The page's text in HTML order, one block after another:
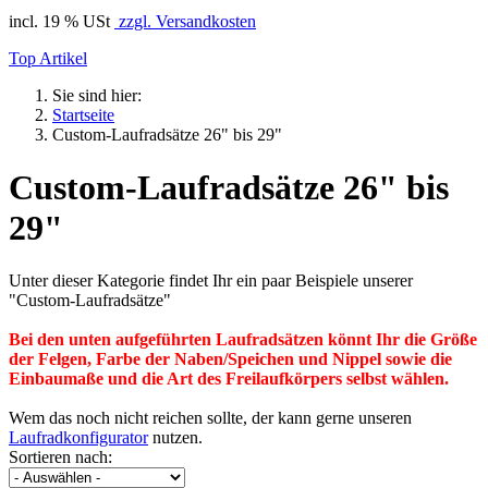
incl. 19 % USt zzgl. Versandkosten
Top Artikel
Sie sind hier:
Startseite
Custom-Laufradsätze 26" bis 29"
Custom-Laufradsätze 26" bis
29"
Unter dieser Kategorie findet Ihr ein paar Beispiele unserer
"Custom-Laufradsätze"
Bei den unten aufgeführten Laufradsätzen könntIhr die Größe
der Felgen, Farbe der Naben/Speichen und Nippel sowie die
Einbaumaße und dieArtdes Freilaufkörpers selbst wählen.
Wem das noch nicht reichen sollte, der kann gerne unseren
Laufradkonfiguratornutzen.
Sortieren nach: